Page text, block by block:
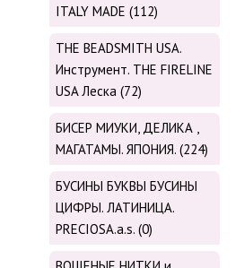
ITALY MADE (112)
THE BEADSMITH USA.
Инструмент. THE FIRELINE
USA Леска (72)
БИСЕР МИУКИ, ДЕЛИКА ,
МАГАТАМЫ. ЯПОНИЯ. (224)
БУСИНЫ БУКВЫ БУСИНЫ
ЦИФРЫ. ЛАТИНИЦА.
PRECIOSA.a.s. (0)